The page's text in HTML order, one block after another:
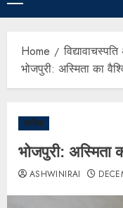
Home
भोजपुरी: अस्मिता का
कविता
भोजपुरी: अस्मिता
ASHWINIRAI